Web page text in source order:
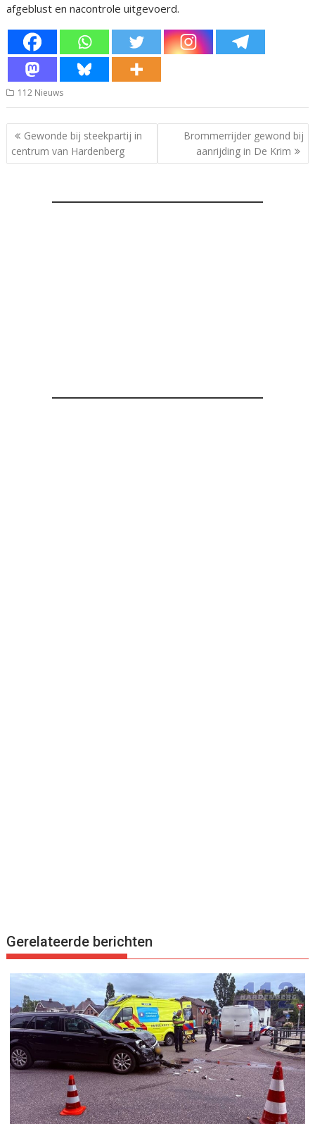
afgeblust en nacontrole uitgevoerd.
112 Nieuws
Bericht
navigatie
Gewonde bij steekpartij in
centrum van Hardenberg
Brommerrijder gewond bij
aanrijding in De Krim
Gerelateerde berichten